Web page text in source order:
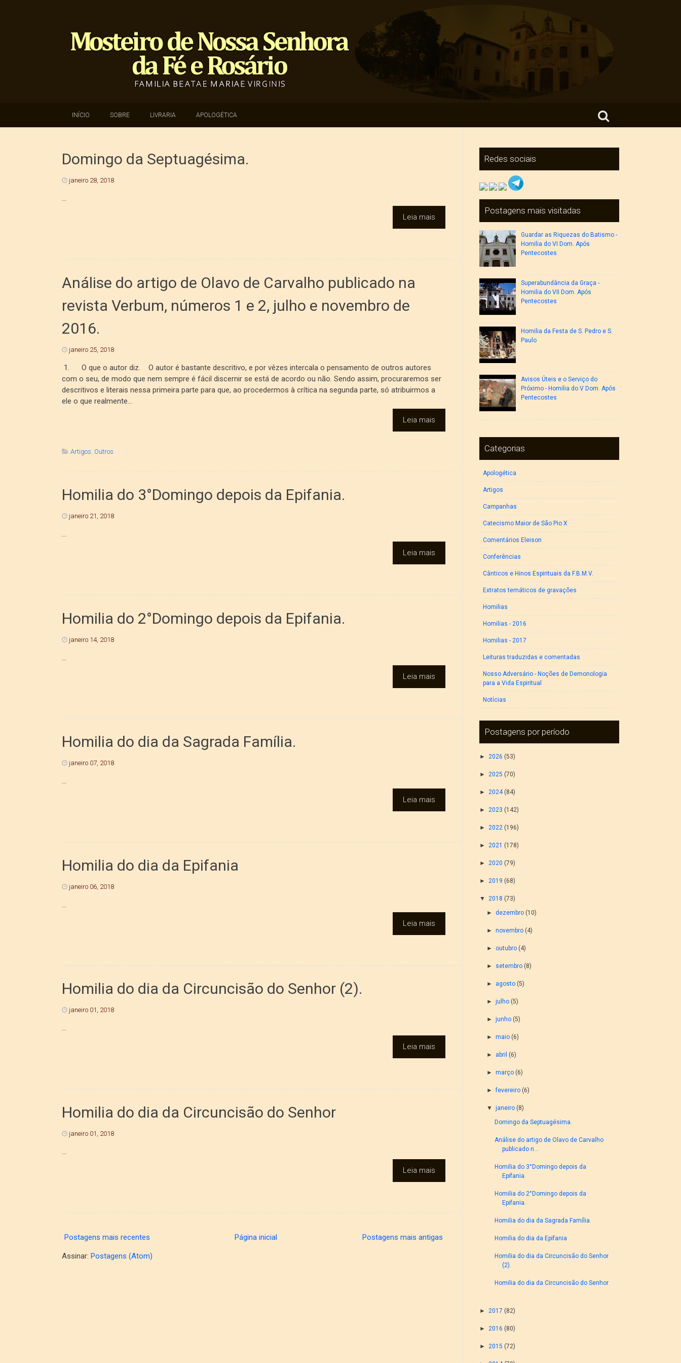
Search for:
SKIP TO CONTENT
INÍCIO SOBRE LIVRARIA APOLOGÉTICA
Domingo da Septuagésima.
janeiro 28, 2018
...
Leia mais
Análise do artigo de Olavo de Carvalho publicado na
revista Verbum, números 1 e 2, julho e novembro de
2016.
janeiro 25, 2018
1. O que o autor diz. O autor é bastante descritivo, e por vêzes intercala o pensamento de outros autores
com o seu, de modo que nem sempre é fácil discernir se está de acordo ou não. Sendo assim, procuraremos ser
descritivos e literais nessa primeira parte para que, ao procedermos à crítica na segunda parte, só atribuirmos a
ele o que realmente...
Leia mais
Artigos Outros
Homilia do 3°Domingo depois da Epifania.
janeiro 21, 2018
...
Leia mais
Homilia do 2°Domingo depois da Epifania.
janeiro 14, 2018
Leia mais
Homilia do dia da Sagrada Família.
janeiro 07, 2018
...
Leia mais
Homilia do dia da Epifania
janeiro 06, 2018
Leia mais
Homilia do dia da Circuncisão do Senhor (2).
janeiro 01, 2018
...
Leia mais
Homilia do dia da Circuncisão do Senhor
janeiro 01, 2018
Leia mais
Postagens mais recentes Postagens mais antigas
Página inicial
Assinar: Postagens (Atom)
Redes sociais
Postagens mais visitadas
Guardar as Riquezas do Batismo -
Homilia do VI Dom. Após
Pentecostes
Superabundância da Graça -
Homilia do VII Dom. Após
Pentecostes
Homilia da Festa de S. Pedro e S.
Paulo
Avisos Úteis e o Serviço do
Próximo - Homilia do V Dom. Após
Pentecostes
Categorias
Apologética
Artigos
Campanhas
Catecismo Maior de São Pio X
Comentários Eleison
Conferências
Cânticos e Hinos Espirituais da F.B.M.V.
Extratos temáticos de gravações
Homilias
Homilias - 2016
Homilias - 2017
Leituras traduzidas e comentadas
Nosso Adversário - Noções de Demonologia
para a Vida Espiritual
Notícias
Postagens por período
► 2026 (53)
► 2025 (70)
► 2024 (84)
► 2023 (142)
► 2022 (196)
► 2021 (178)
► 2020 (79)
► 2019 (68)
▼ 2018 (73)
►dezembro (10)
►novembro (4)
►outubro (4)
► setembro (8)
► agosto (5)
►julho (5)
►junho (5)
►maio (6)
► abril (6)
►março (6)
►fevereiro (6)
▼ janeiro (8)
Domingo da Septuagésima.
Análise do artigo de Olavo de Carvalho
publicado n...
Homilia do 3°Domingo depois da
Epifania.
Homilia do 2°Domingo depois da
Epifania.
Homilia do dia da Sagrada Família.
Homilia do dia da Epifania
Homilia do dia da Circuncisão do Senhor
(2).
Homilia do dia da Circuncisão do Senhor
► 2017 (82)
► 2016 (80)
► 2015 (72)